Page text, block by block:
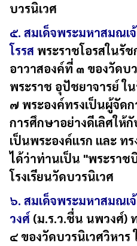
บวรนิเวศ
๕. สมเด็จพระมหาสมณเ
โรรส พระราชโอรสในรัช
อาวาสองค์ที่ ๓ ของวัดบ
พระราช อุปัชยาจารย์ ใ
๗ พระองค์ทรงเป็นผู้จัด
การศึกษาอย่างดีเลิศให้กั
เป็นพระองค์แรก และ ท
ได้ว่าท่านเป็น "พระราช
โรงเรียนวัดบวรนิเวศ
๖. สมเด็จพระมหาสมณเ
วงศ์ (ม.ร.ว.ชื่น นพวงศ์)
๔ ของวัดบวรนิเวศวิหา